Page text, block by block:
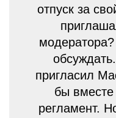
отпуск за
пригласил
бы
регламент.